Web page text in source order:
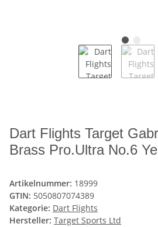
Dart Flights Target
Brass Pro.Ultra No.6
Artikelnummer: 18999
GTIN: 5050807074389
Kategorie: Dart Flights
Hersteller: Target Sports Ltd